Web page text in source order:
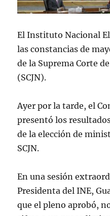
El Instituto Nacional
las constancias de
de la Suprema Corte
(SCJN).
Ayer por la tarde, el
presentó los
de la elección de
SCJN.
En una sesión
Presidenta del INE,
que el pleno aprobó,